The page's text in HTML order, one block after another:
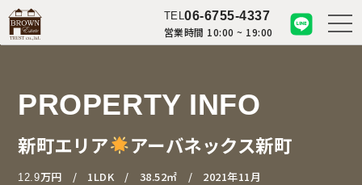
TEL06-6755-4337
営業時間 10:00 ~ 19:00
PROPERTY INFO
新町エリア アーバネックス新町
12.9万円 1LDK 38.52㎡ 2021年11月